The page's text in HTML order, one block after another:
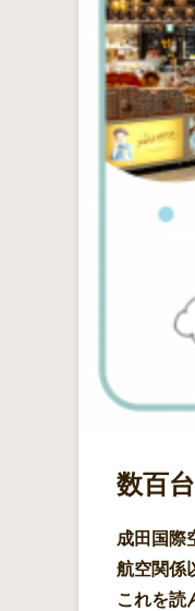
数百
成田国際
航空関係
これを読